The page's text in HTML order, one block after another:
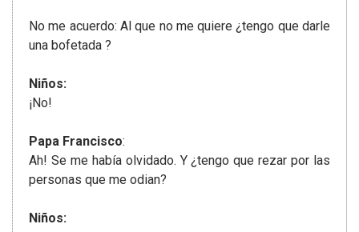
No me acuerdo: Al que no me quiere ¿tengo que darle
una bofetada ?
Niños:
¡No!
Papa Francisco:
Ah! Se me había olvidado. Y ¿tengo que rezar por las
personas que me odian?
Niños: